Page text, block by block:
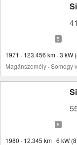
1971 · 123.456 km · 3 kW
Magánszemély · Somogy
1980 · 12.345 km · 6 kW